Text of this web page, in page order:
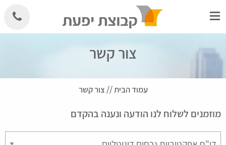
to
צור קשר
עמוד הבית// צור קשר
מוזמנים לשלוח לנו הודעה ונענה בהקדם